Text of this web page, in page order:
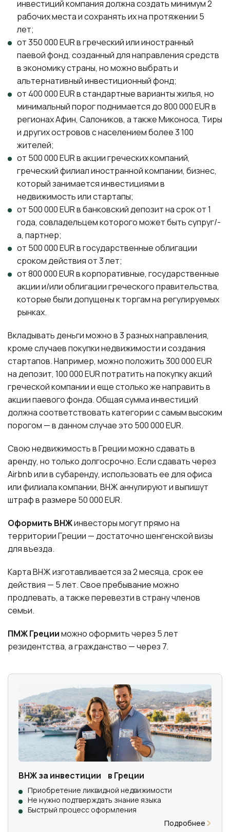
инвестиций компания должна создать минимум 2
рабочих места и сохранять их на протяжении 5
лет;
от 350 000 EUR в греческий или иностранный
паевой фонд, созданный для направления средств
в экономику страны, но можно выбрать и
альтернативный инвестиционный фонд;
от 400 000 EUR в стандартные варианты жилья, но
минимальный порог поднимается до 800 000 EUR в
регионах Афин, Салоников, а также Миконоса, Тиры
и других островов с населением более 3 100
жителей;
от 500 000 EUR в акции греческих компаний,
греческий филиал иностранной компании, бизнес,
который занимается инвестициями в
недвижимость или стартапы;
от 500 000 EUR в банковский депозит на срок от 1
года, совладельцем которого может быть супруг/-
а, партнер;
от 500 000 EUR в государственные облигации
сроком действия от 3 лет;
от 800 000 EUR в корпоративные, государственные
акции и/или облигации греческого правительства,
которые были допущены к торгам на регулируемых
рынках.
Вкладывать деньги можно в 3 разных направления,
кроме случаев покупки недвижимости и создания
стартапов. Например, можно положить 300 000 EUR
на депозит, 100 000 EUR потратить на покупку акций
греческой компании и еще столько же направить в
акции паевого фонда. Общая сумма инвестиций
должна соответствовать категории с самым высоким
порогом — в данном случае это 500 000 EUR.
Свою недвижимость в Греции можно сдавать в
аренду, но только долгосрочно. Если сдавать через
Airbnb или в субаренду, использовать ее для офиса
или филиала компании, ВНЖ аннулируют и выпишут
штраф в размере 50 000 EUR.
Оформить ВНЖинвесторы могут прямо на
территории Греции — достаточно шенгенской визы
для въезда.
Карта ВНЖ изготавливается за 2 месяца, срок ее
действия — 5 лет. Свое пребывание можно
продлевать, а также перевезти в страну членов
семьи.
ПМЖ Грецииможно оформить через 5 лет
резидентства, а гражданство — через 7.
ВНЖ за инвестиции в Греции
Приобретение ликвидной недвижимости
Не нужно подтверждать знание языка
Быстрый процесс оформления
Подробнее